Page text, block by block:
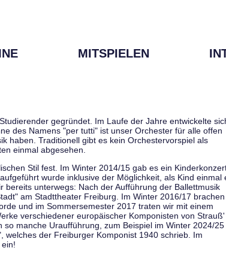
MITSPIELEN
gegründet. Im Laufe der Jahre entwickelte
des Namens "per tutti" ist unser Orchester für alle offen
haben. Traditionell gibt es kein Orchestervorspiel als
einmal abgesehen.
Stil fest. Im Winter 2014/15 gab es ein
wurde inklusive der Möglichkeit, als Kind einmal
unterwegs: Nach der Aufführung der Ballettmusik
am Stadttheater Freiburg. Im Winter 2016/17
und im Sommersemester 2017 traten wir mit einem
verschiedener europäischer Komponisten von Strauß'
manche Uraufführung, zum Beispiel im Winter 2024/25
welches der Freiburger Komponist 1940 schrieb. Im